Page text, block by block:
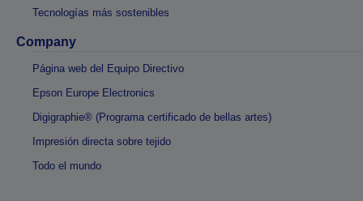
Tecnologías más sostenibles
Company
Página web del Equipo Directivo
Epson Europe Electronics
Digigraphie® (Programa certificado de bellas artes)
Impresión directa sobre tejido
Todo el mundo